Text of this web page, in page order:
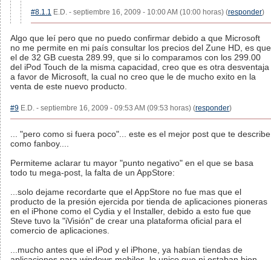
#8.1.1 E.D. - septiembre 16, 2009 - 10:00 AM (10:00 horas) (responder)
Algo que leí pero que no puedo confirmar debido a que Microsoft
no me permite en mi país consultar los precios del Zune HD, es que
el de 32 GB cuesta 289.99, que si lo comparamos con los 299.00
del iPod Touch de la misma capacidad, creo que es otra desventaja
a favor de Microsoft, la cual no creo que le de mucho exito en la
venta de este nuevo producto.
#9 E.D. - septiembre 16, 2009 - 09:53 AM (09:53 horas) (responder)
... "pero como si fuera poco"... este es el mejor post que te describe
como fanboy....
Permiteme aclarar tu mayor "punto negativo" en el que se basa
todo tu mega-post, la falta de un AppStore:
...solo dejame recordarte que el AppStore no fue mas que el
producto de la presión ejercida por tienda de aplicaciones pioneras
en el iPhone como el Cydia y el Installer, debido a esto fue que
Steve tuvo la "iVisión" de crear una plataforma oficial para el
comercio de aplicaciones.
...mucho antes que el iPod y el iPhone, ya habían tiendas de